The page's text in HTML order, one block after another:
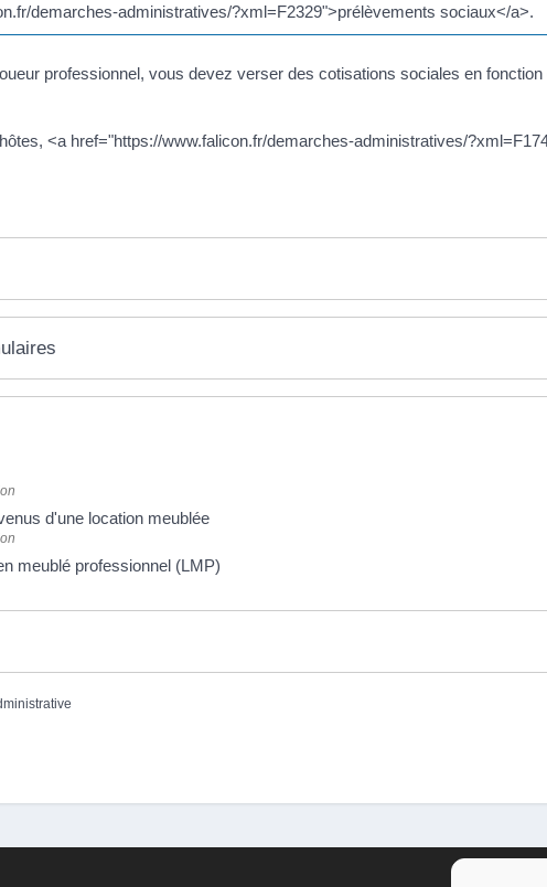
demarches-administratives/?xml=F2329">prélèvements sociaux</a>.
professionnel, vous devez verser des cotisations sociales en
<a href="https://www.falicon.fr/demarches-administratives/
d'une location meublée
meublé professionnel (LMP)